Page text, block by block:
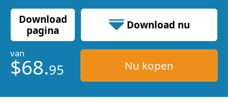
Download
pagina
Download nu
van
$68.95 Nu kopen